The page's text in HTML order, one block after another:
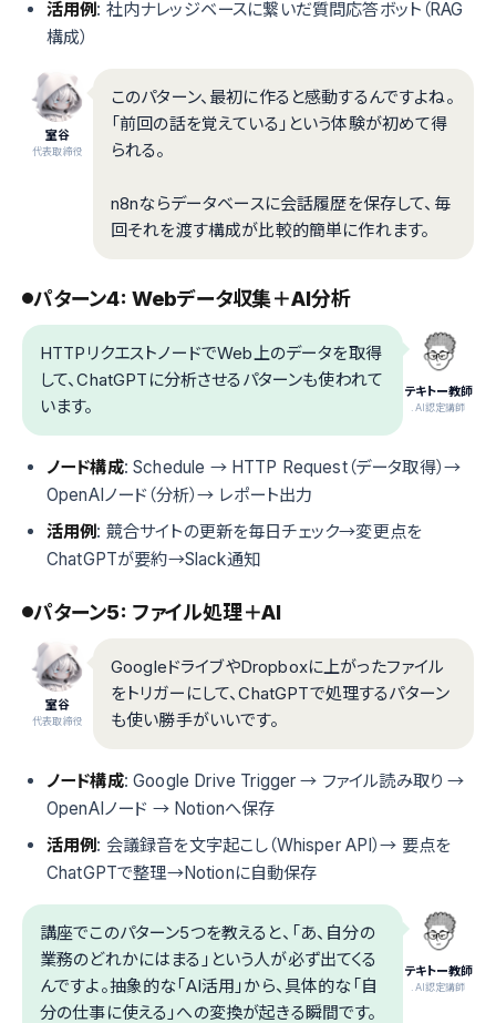
活用例: 社内ナレッジベースに繋いだ質問応答ボット（RAG
構成）
室谷
代表取締役
このパターン、最初に作ると感動するんですよね。
「前回の話を覚えている」という体験が初めて得
られる。
n8nならデータベースに会話履歴を保存して、毎
回それを渡す構成が比較的簡単に作れます。
パターン4: Webデータ収集＋AI分析
テキトー教師
.AI認定講師
HTTPリクエストノードでWeb上のデータを取得
して、ChatGPTに分析させるパターンも使われて
います。
ノード構成: Schedule → HTTP Request（データ取得）→
OpenAIノード（分析）→ レポート出力
活用例: 競合サイトの更新を毎日チェック→変更点を
ChatGPTが要約→Slack通知
パターン5: ファイル処理＋AI
室谷
代表取締役
GoogleドライブやDropboxに上がったファイル
をトリガーにして、ChatGPTで処理するパターン
も使い勝手がいいです。
ノード構成: Google Drive Trigger → ファイル読み取り →
OpenAIノード → Notionへ保存
活用例: 会議録音を文字起こし（Whisper API）→ 要点を
ChatGPTで整理→Notionに自動保存
テキトー教師
.AI認定講師
講座でこのパターン5つを教えると、「あ、自分の
業務のどれかにはまる」という人が必ず出てくる
んですよ。抽象的な「AI活用」から、具体的な「自
分の仕事に使える」への変換が起きる瞬間です。